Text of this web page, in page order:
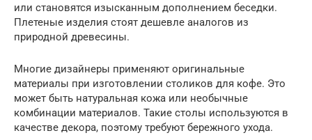
или становятся изысканным дополнением беседки.
Плетеные изделия стоят дешевле аналогов из
природной древесины.
Многие дизайнеры применяют оригинальные
материалы при изготовлении столиков для кофе. Это
может быть натуральная кожа или необычные
комбинации материалов. Такие столы используются в
качестве декора, поэтому требуют бережного ухода.